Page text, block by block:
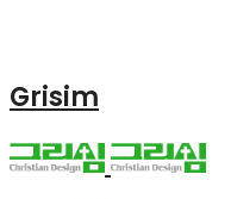
Grisim